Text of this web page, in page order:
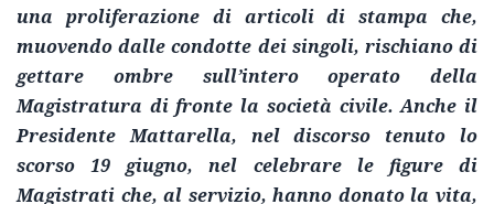
una proliferazione di articoli di stampa che,
muovendo dalle condotte dei singoli, rischiano di
gettare ombre sull’intero operato della
Magistratura di fronte la società civile. Anche il
Presidente Mattarella, nel discorso tenuto lo
scorso 19 giugno, nel celebrare le figure di
Magistrati che, al servizio, hanno donato la vita,